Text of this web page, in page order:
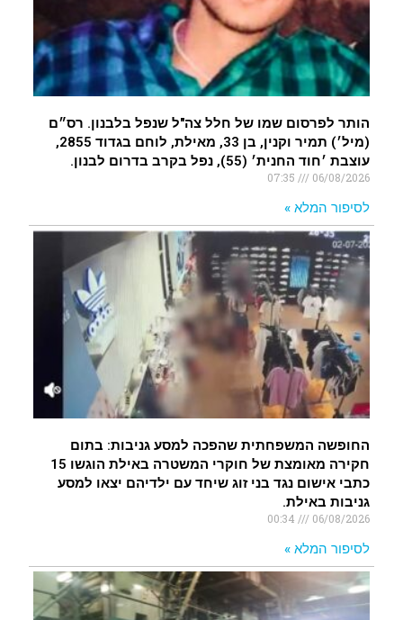
הותר לפרסום שמו של חלל צה"ל שנפל בלבנון. רס״ם
(מיל׳) תמיר וקנין, בן 33, מאילת, לוחם בגדוד 2855,
עוצבת ׳חוד החנית׳ (55), נפל בקרב בדרום לבנון.
06/08/2026
לסיפור המלא »
החופשה המשפחתית שהפכה למסע גניבות: בתום
חקירה מאומצת של חוקרי המשטרה באילת הוגשו 15
כתבי אישום נגד בני זוג שיחד עם ילדיהם יצאו למסע
גניבות באילת.
06/08/2026
לסיפור המלא »